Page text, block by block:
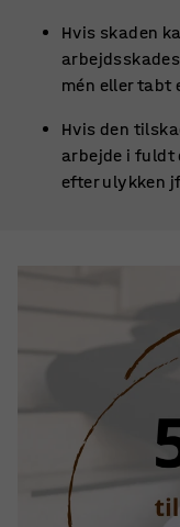
Hvis skaden
mén eller tabt
Hvis den
arbejde i fuldt
efter ulykken